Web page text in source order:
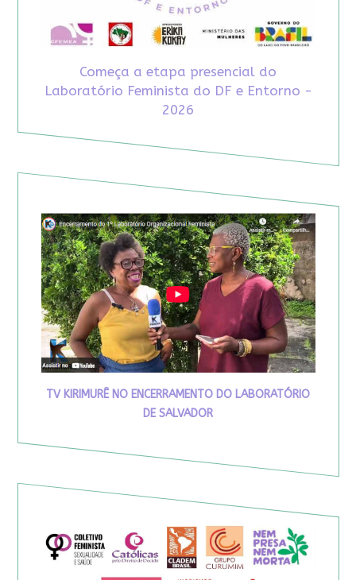
Começa a etapa presencial do
Laboratório Feminista do DF e Entorno -
2026
TV KIRIMURÊ NO ENCERRAMENTO DO LABORATÓRIO
DE SALVADOR